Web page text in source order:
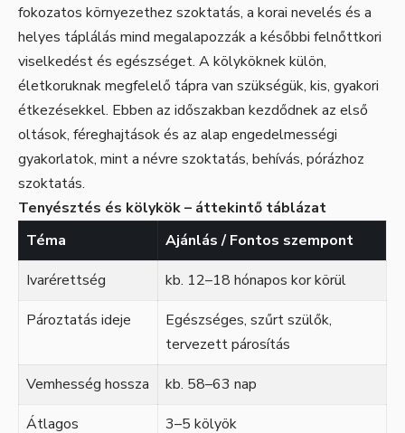
fokozatos környezethez szoktatás, a korai nevelés és a
helyes táplálás mind megalapozzák a későbbi felnőttkori
viselkedést és egészséget. A kölyköknek külön,
életkoruknak megfelelő tápra van szükségük, kis, gyakori
étkezésekkel. Ebben az időszakban kezdődnek az első
oltások, féreghajtások és az alap engedelmességi
gyakorlatok, mint a névre szoktatás, behívás, pórázhoz
szoktatás.
Tenyésztés és kölykök – áttekintő táblázat
Téma
Ajánlás / Fontos szempont
Ivarérettség
kb. 12–18 hónapos kor körül
Pároztatás ideje
Egészséges, szűrt szülők,
tervezett párosítás
Vemhesség hossza
kb. 58–63 nap
Átlagos
3–5 kölyök